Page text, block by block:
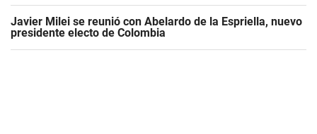
Javier Milei se reunió con Abelardo de la Espriella, nuevo
presidente electo de Colombia